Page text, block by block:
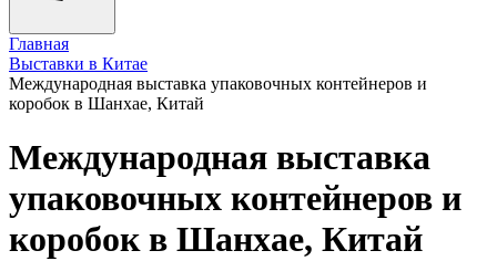
Главная
Выставки в Китае
Международная выставка упаковочных контейнеров и
коробок в Шанхае, Китай
Международная выставка
упаковочных контейнеров и
коробок в Шанхае, Китай